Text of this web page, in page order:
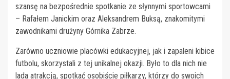
szansę na bezpośrednie spotkanie ze słynnymi sportowcami
– Rafałem Janickim oraz Aleksandrem Buksą, znakomitymi
zawodnikami drużyny Górnika Zabrze.
Zarówno uczniowie placówki edukacyjnej, jak i zapaleni kibice
futbolu, skorzystali z tej unikalnej okazji. Było to dla nich nie
lada atrakcją, spotkać osobiście piłkarzy, którzy do swoich